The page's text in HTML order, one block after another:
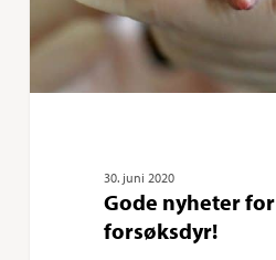
30. juni 2020
Gode nyheter for
forsøksdyr!